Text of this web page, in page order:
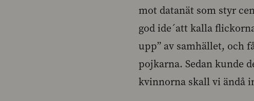
mot datanät som styr
god ide´att kalla
upp” av samhället, och
pojkarna. Sedan kunde
kvinnorna skall vi ändå